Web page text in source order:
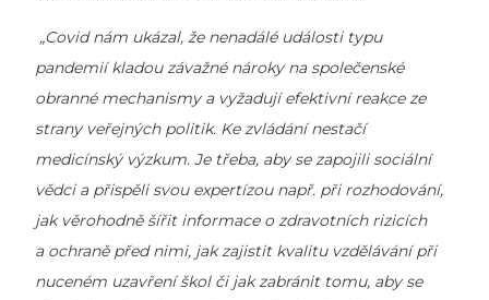
„Covid nám ukázal, že nenadálé události typu
pandemií kladou závažné nároky na společenské
obranné mechanismy a vyžadují efektivní reakce ze
strany veřejných politik. Ke zvládání nestačí
medicínský výzkum. Je třeba, aby se zapojili sociální
vědci a přispěli svou expertízou např. při rozhodování,
jak věrohodně šířit informace o zdravotních rizicích
a ochraně před nimi, jak zajistit kvalitu vzdělávání při
nuceném uzavření škol či jak zabránit tomu, aby se